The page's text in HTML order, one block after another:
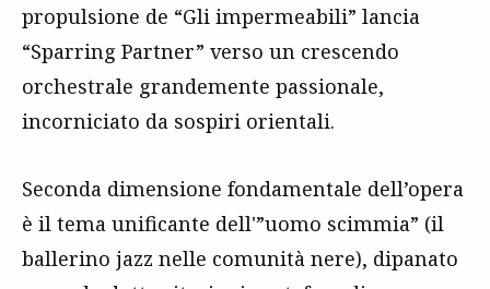
propulsione de “Gli impermeabili” lancia
“Sparring Partner” verso un crescendo
orchestrale grandemente passionale,
incorniciato da sospiri orientali.
Seconda dimensione fondamentale dell’opera
è il tema unificante dell'”uomo scimmia” (il
ballerino jazz nelle comunità nere), dipanato